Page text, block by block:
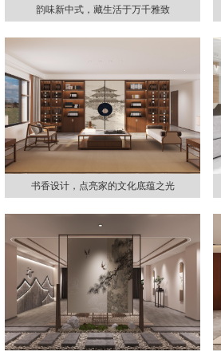
韵味新中式，藏生活于万千雅致
书香设计，点亮家的文化底蕴之光